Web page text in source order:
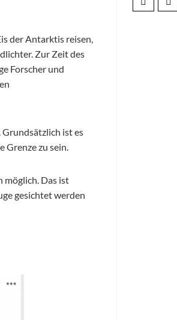
der Antarktis reisen,
Zur Zeit des
Forscher und
ist es
Grenze zu sein.
möglich. Das ist
gesichtet werden